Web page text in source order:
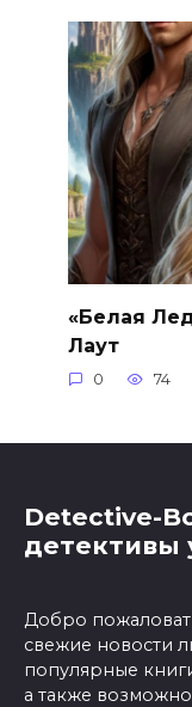
«Белая
Лаут
0 74
Detective-
детективы
Добро
свежие новости
популярные
а также